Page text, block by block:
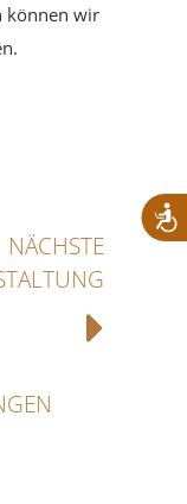
können wir
NÄCHSTE